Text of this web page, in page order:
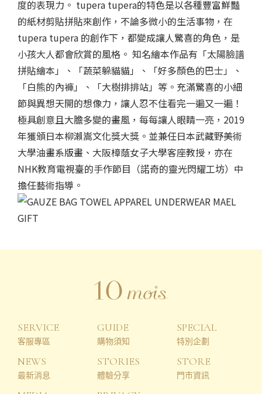
SERVICE
客服專區
GUIDE
購物須知
SPECIAL
特別企劃
NEWS
最新消息
STORIES
體驗分享
STORE
門市資訊